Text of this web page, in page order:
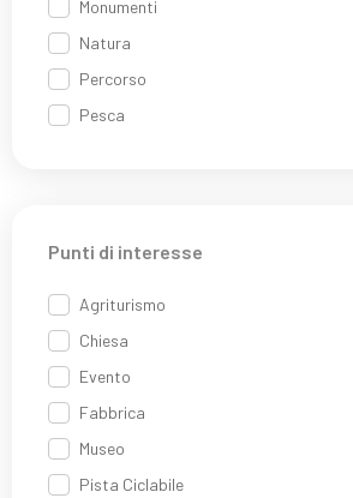
Monumenti
Natura
Percorso
Pesca
Punti di interesse
Agriturismo
Chiesa
Evento
Fabbrica
Museo
Pista Ciclabile